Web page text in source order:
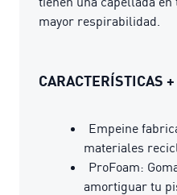
mayor respirabilidad.
CARACTERÍSTICAS
Empeine
materiales
ProFoam:
amortiguar tu